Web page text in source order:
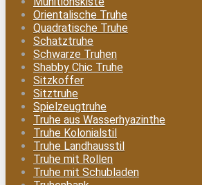
Orientalische Truhe
Quadratische Truhe
Schatztruhe
Schwarze Truhen
Shabby Chic Truhe
Sitzkoffer
Sitztruhe
Spielzeugtruhe
Truhe aus Wasserhyazinthe
Truhe Kolonialstil
Truhe Landhausstil
Truhe mit Rollen
Truhe mit Schubladen